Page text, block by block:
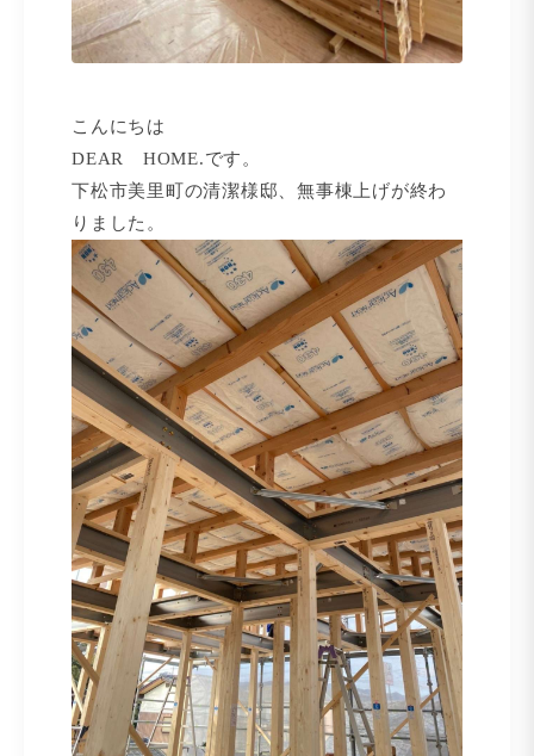
こんにちは
DEAR HOME.です。
下松市美里町の清潔様邸、無事棟上げが終わ
りました。